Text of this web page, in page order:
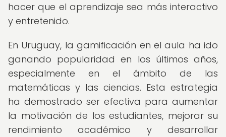
hacer que el aprendizaje sea más interactivo
y entretenido.
En Uruguay, la gamificación en el aula ha ido
ganando popularidad en los últimos años,
especialmente en el ámbito de las
matemáticas y las ciencias. Esta estrategia
ha demostrado ser efectiva para aumentar
la motivación de los estudiantes, mejorar su
rendimiento académico y desarrollar